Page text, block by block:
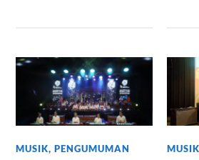
MUSIK,PENGUMUMAN MUSIK